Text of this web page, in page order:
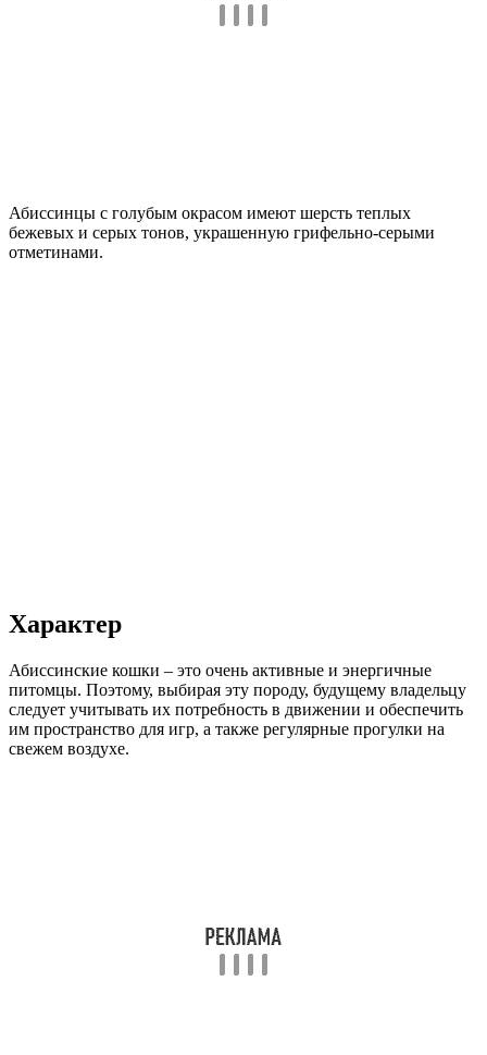
Абиссинцы с голубым окрасом имеют шерсть теплых
бежевых и серых тонов, украшенную грифельно-серыми
отметинами.
Характер
Абиссинские кошки – это очень активные и энергичные
питомцы. Поэтому, выбирая эту породу, будущему владельцу
следует учитывать их потребность в движении и обеспечить
им пространство для игр, а также регулярные прогулки на
свежем воздухе.